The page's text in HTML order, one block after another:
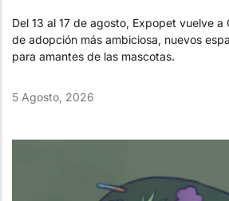
Del 13 al 17 de agosto, Expopet vuelve a
de adopción más ambiciosa, nuevos
para amantes de las mascotas.
5 Agosto, 2026